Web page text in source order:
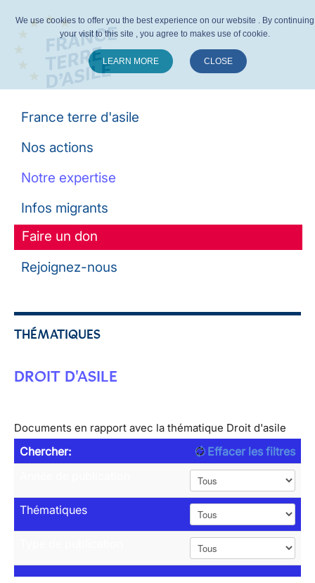
France terre d'asile
Nos actions
Notre expertise
Infos migrants
Faire un don
Rejoignez-nous
THÉMATIQUES
DROIT D'ASILE
Documents en rapport avec la thématique Droit d'asile
Chercher:
Effacer les filtres
Thématiques
We use cookies to offer you the best experience on our website . By continuing
your visit to this site , you agree to makes use of cookie.
LEARN MORE CLOSE